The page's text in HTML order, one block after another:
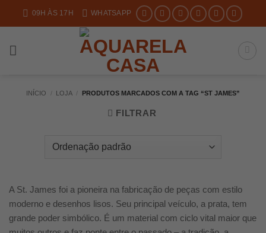
09H ÀS 17H WHATSAPP
INÍCIO / LOJA / PRODUTOS MARCADOS COM A TAG “ST JAMES”
FILTRAR
A St. James foi a pioneira na fabricação de peças com estilo
moderno e desenhos lisos. Seu principal veículo, a prata, tem
grande poder simbólico. É um material com ciclo vital maior que